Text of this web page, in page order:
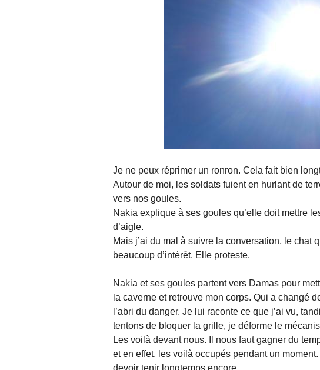
Je ne peux réprimer un ronron. Cela fait bien
Autour de moi, les soldats fuient en hurlant de
vers nos goules.
Nakia explique à ses goules qu’elle doit mettre
d’aigle.
Mais j’ai du mal à suivre la conversation, le chat
beaucoup d’intérêt. Elle proteste.
Nakia et ses goules partent vers Damas pour
la caverne et retrouve mon corps. Qui a changé
l’abri du danger. Je lui raconte ce que j’ai vu,
tentons de bloquer la grille, je déforme le
Les voilà devant nous. Il nous faut gagner du
et en effet, les voilà occupés pendant un
devoir tenir longtemps encore…